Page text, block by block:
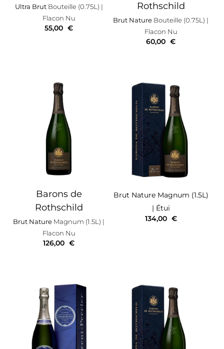
Ultra Brut Bouteille (0.75L) |
Flacon Nu
55,00 €
Rothschild
Brut Nature Bouteille (0.75L) |
Flacon Nu
60,00 €
Barons de
Rothschild
Brut Nature Magnum (1.5L) |
Flacon Nu
126,00 €
Brut NatureMagnum (1.5L)
| Étui
134,00 €